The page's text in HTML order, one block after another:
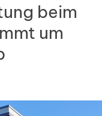
beim
um